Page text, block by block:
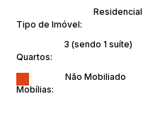
Tipo de Imóvel:
Residencial
Quartos:
3 (sendo 1 suíte)
Mobílias:
Não Mobiliado